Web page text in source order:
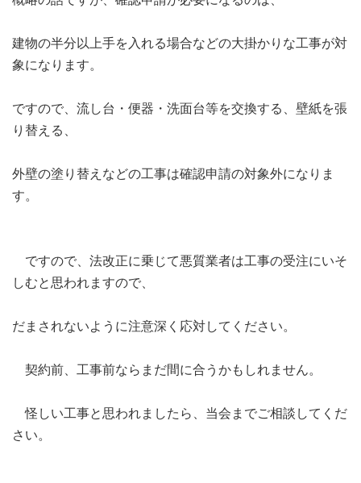
建物の半分以上手を入れる場合などの大掛かりな工事が対
象になります。
ですので、流し台・便器・洗面台等を交換する、壁紙を張
り替える、
外壁の塗り替えなどの工事は確認申請の対象外になりま
す。
ですので、法改正に乗じて悪質業者は工事の受注にいそ
しむと思われますので、
だまされないように注意深く応対してください。
契約前、工事前ならまだ間に合うかもしれません。
怪しい工事と思われましたら、当会までご相談してくだ
さい。